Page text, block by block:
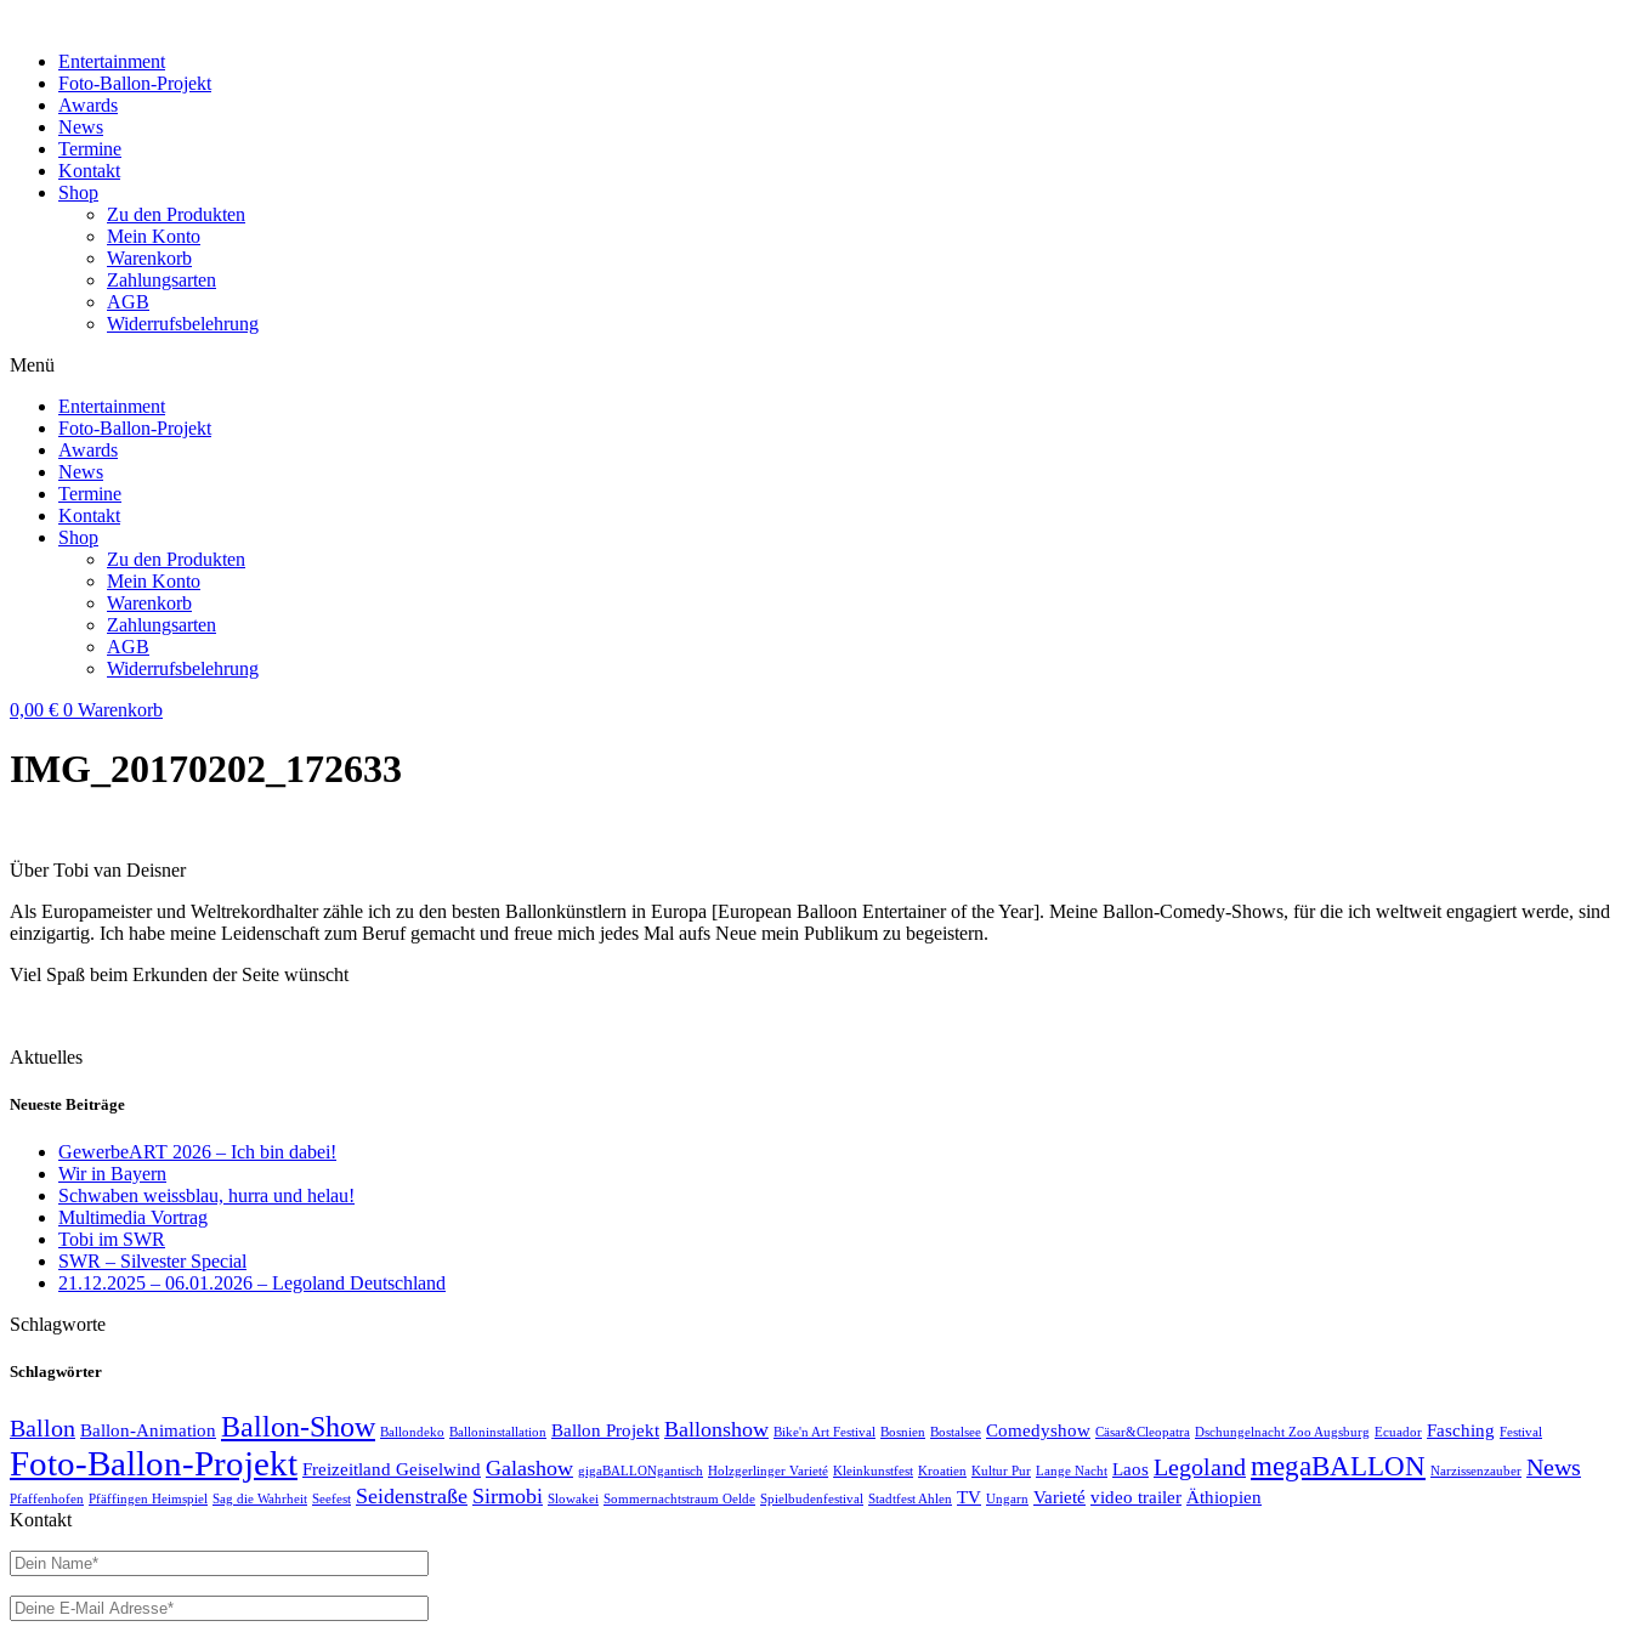
wechselnEntertainment
Foto-Ballon-Projekt
Awards
News
Termine
Kontakt
Shop
Zu den Produkten
Mein Konto
Warenkorb
Zahlungsarten
AGB
Widerrufsbelehrung
Menü
Entertainment
Foto-Ballon-Projekt
Awards
News
Termine
Kontakt
Shop
Zu den Produkten
Mein Konto
Warenkorb
Zahlungsarten
AGB
Widerrufsbelehrung
0,00 € 0 Warenkorb
IMG_20170202_172633
Über Tobi van Deisner
Als Europameister und Weltrekordhalter zähle ich zu den besten Ballonkünstlern in Europa [European Balloon Entertainer of the Year]. Meine Ballon-Comedy-Shows, für die ich weltweit engagiert werde, sind
einzigartig. Ich habe meine Leidenschaft zum Beruf gemacht und freue mich jedes Mal aufs Neue mein Publikum zu begeistern.
Viel Spaß beim Erkunden der Seite wünscht
Aktuelles
Neueste Beiträge
GewerbeART 2026 – Ich bin dabei!
Wir in Bayern
Schwaben weissblau, hurra und helau!
Multimedia Vortrag
Tobi im SWR
SWR – Silvester Special
21.12.2025 – 06.01.2026 – Legoland Deutschland
Schlagworte
Schlagwörter
Ballon Ballon-Animation Ballon-Show Ballondeko Balloninstallation Ballon Projekt Ballonshow Bike'n Art Festival Bosnien Bostalsee Comedyshow Cäsar&Cleopatra Dschungelnacht Zoo Augsburg Ecuador Fasching Festival
Foto-Ballon-Projekt Freizeitland Geiselwind Galashow gigaBALLONgantisch Holzgerlinger Varieté Kleinkunstfest Kroatien Kultur Pur Lange Nacht Laos Legoland megaBALLON Narzissenzauber News
Pfaffenhofen Pfäffingen Heimspiel Sag die Wahrheit Seefest Seidenstraße Sirmobi Slowakei Sommernachtstraum Oelde Spielbudenfestival Stadtfest Ahlen TV Ungarn Varieté video trailer Äthiopien
Kontakt